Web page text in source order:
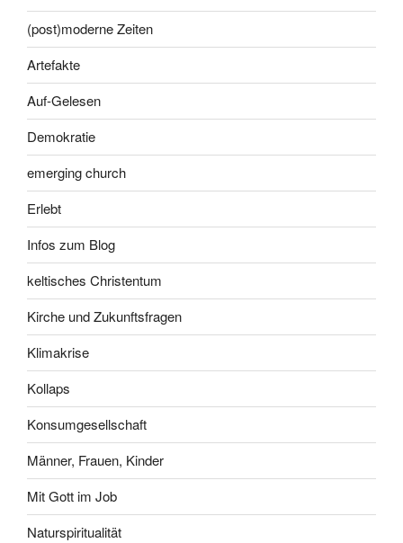
(post)moderne Zeiten
Artefakte
Auf-Gelesen
Demokratie
emerging church
Erlebt
Infos zum Blog
keltisches Christentum
Kirche und Zukunftsfragen
Klimakrise
Kollaps
Konsumgesellschaft
Männer, Frauen, Kinder
Mit Gott im Job
Naturspiritualität